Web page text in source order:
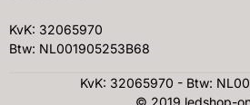
KvK: 32065970
Btw: NL001905253B68
KvK: 32065970 - Btw:
© 2019 ledshop-